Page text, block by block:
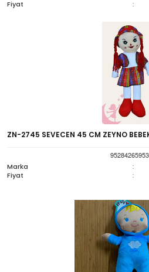
Fiyat :
ZN-2745 SEVECEN 45 CM ZEYNO
Marka
:
Fiyat :